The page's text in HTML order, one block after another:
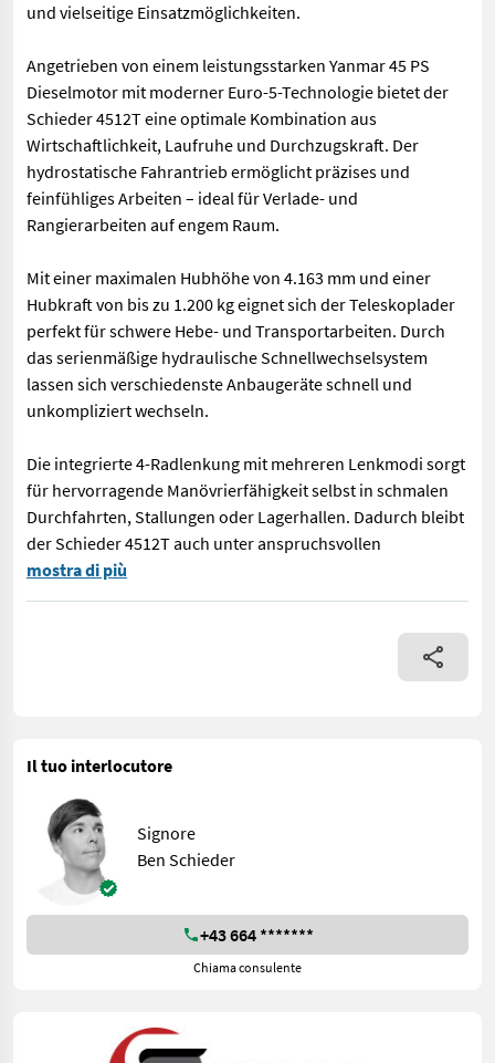
und vielseitige Einsatzmöglichkeiten.
Angetrieben von einem leistungsstarken Yanmar 45 PS
Dieselmotor mit moderner Euro-5-Technologie bietet der
Schieder 4512T eine optimale Kombination aus
Wirtschaftlichkeit, Laufruhe und Durchzugskraft. Der
hydrostatische Fahrantrieb ermöglicht präzises und
feinfühliges Arbeiten – ideal für Verlade- und
Rangierarbeiten auf engem Raum.
Mit einer maximalen Hubhöhe von 4.163 mm und einer
Hubkraft von bis zu 1.200 kg eignet sich der Teleskoplader
perfekt für schwere Hebe- und Transportarbeiten. Durch
das serienmäßige hydraulische Schnellwechselsystem
lassen sich verschiedenste Anbaugeräte schnell und
unkompliziert wechseln.
Die integrierte 4-Radlenkung mit mehreren Lenkmodi sorgt
für hervorragende Manövrierfähigkeit selbst in schmalen
Durchfahrten, Stallungen oder Lagerhallen. Dadurch bleibt
der Schieder 4512T auch unter anspruchsvollen
Profi-Technik für Landwirtschaft, Gewerbe &
mostra di più
Il tuo interlocutore
Signore
Ben Schieder
+43 664 *******
Chiama consulente